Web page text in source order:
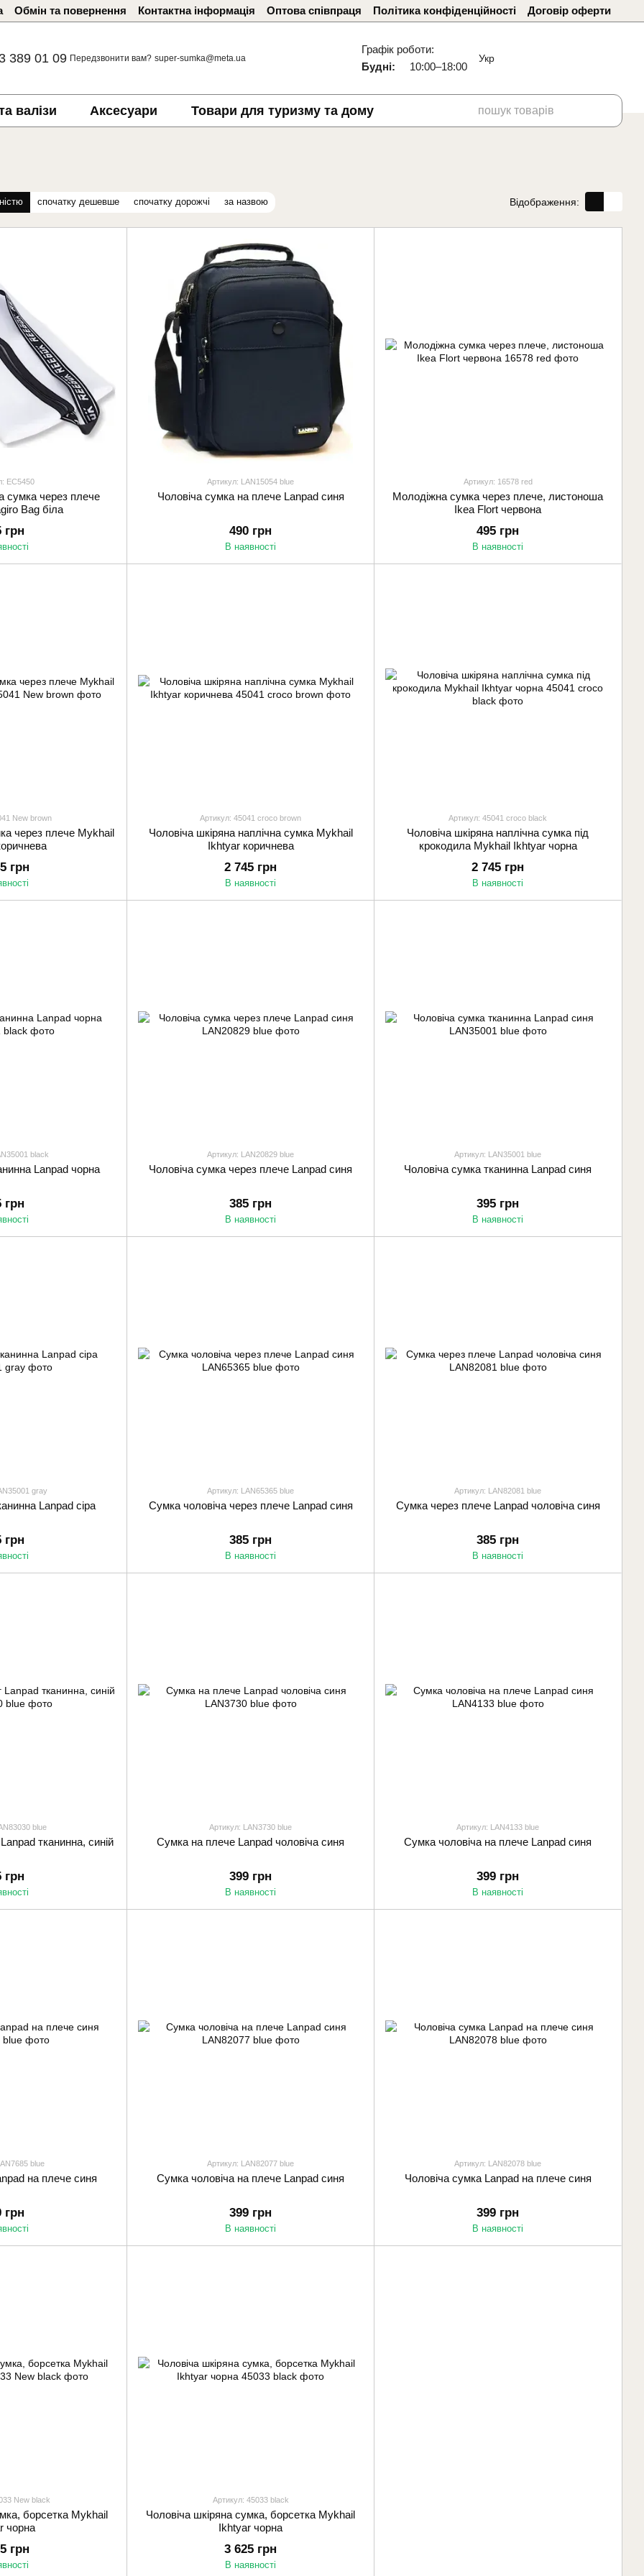
Обмін та повернення Контактна інформація Оптова співпраця Політика конфіденційності Договір оферти
389 01 09 Передзвонити вам? super-sumka@meta.ua
Графік роботи:
Будні:
10:00–18:00
Укр
валізи Аксесуари Товари для туризму та дому
спочатку дешевше спочатку дорожчі за назвою Відображення:
EC5450
сумка через плече
Bag біла
грн
Артикул: LAN15054 blue
Чоловіча сумка на плече Lanpad синя
490 грн
В наявності
Артикул: 16578 red
Молодіжна сумка через плече, листоноша
Ikea Flort червона
495 грн
В наявності
New brown
через плече Mykhail
грн
Артикул: 45041 croco brown
Чоловіча шкіряна наплічна сумка Mykhail
Ikhtyar коричнева
2 745 грн
В наявності
Артикул: 45041 croco black
Чоловіча шкіряна наплічна сумка під
крокодила Mykhail Ikhtyar чорна
2 745 грн
В наявності
black
Lanpad чорна
грн
Артикул: LAN20829 blue
Чоловіча сумка через плече Lanpad синя
385 грн
В наявності
Артикул: LAN35001 blue
Чоловіча сумка тканинна Lanpad синя
395 грн
В наявності
gray
Lanpad сіра
грн
Артикул: LAN65365 blue
Сумка чоловіча через плече Lanpad синя
385 грн
В наявності
Артикул: LAN82081 blue
Сумка через плече Lanpad чоловіча синя
385 грн
В наявності
blue
тканинна, синій
грн
Артикул: LAN3730 blue
Сумка на плече Lanpad чоловіча синя
399 грн
В наявності
Артикул: LAN4133 blue
Сумка чоловіча на плече Lanpad синя
399 грн
В наявності
blue
на плече синя
грн
Артикул: LAN82077 blue
Сумка чоловіча на плече Lanpad синя
399 грн
В наявності
Артикул: LAN82078 blue
Чоловіча сумка Lanpad на плече синя
399 грн
В наявності
New black
борсетка Mykhail
чорна
грн
Артикул: 45033 black
Чоловіча шкіряна сумка, борсетка Mykhail
Ikhtyar чорна
3 625 грн
В наявності